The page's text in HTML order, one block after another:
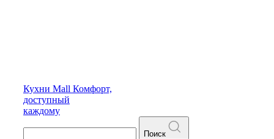
Кухни Mall Комфорт,
доступный
каждому
Поиск